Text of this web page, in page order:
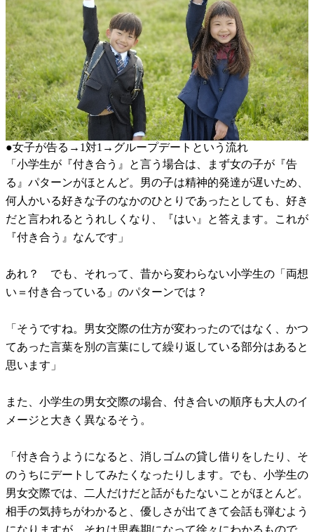
●女子が告る→1対1→グループデートという流れ
「小学生が『付き合う』と言う場合は、まず女の子が『告
る』パターンがほとんど。男の子は精神的発達が遅いため、
何人かいる好きな子のなかのひとりであったとしても、好き
だと言われるとうれしくなり、『はい』と答えます。これが
『付き合う』なんです」
あれ？ でも、それって、昔から変わらない小学生の「両想
い＝付き合っている」のパターンでは？
「そうですね。男女交際の仕方が変わったのではなく、かつ
てあった言葉を別の言葉にして繰り返している部分はあると
思います」
また、小学生の男女交際の場合、付き合いの順序も大人のイ
メージと大きく異なるそう。
「付き合うようになると、消しゴムの貸し借りをしたり、そ
のうちにデートしてみたくなったりします。でも、小学生の
男女交際では、二人だけだと話がもたないことがほとんど。
相手の気持ちがわかると、優しさが出てきて会話も弾むよう